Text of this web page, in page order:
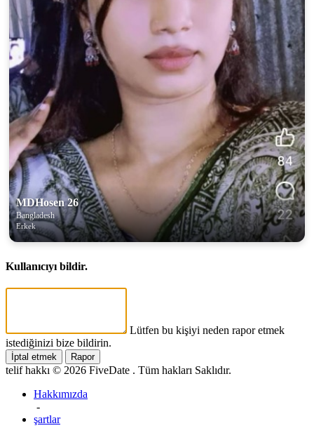
MDHosen 26
Bangladesh
Erkek
Kullanıcıyı bildir.
Lütfen bu kişiyi neden rapor etmek
istediğinizi bize bildirin.
İptal etmek Rapor
telif hakkı © 2026 FiveDate . Tüm hakları Saklıdır.
Hakkımızda
-
şartlar